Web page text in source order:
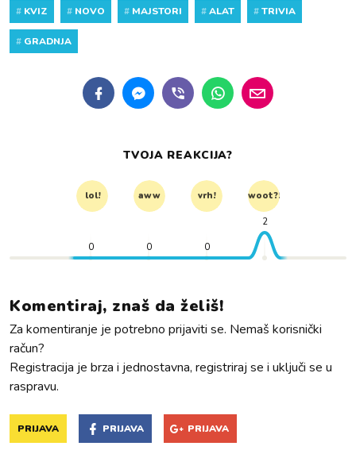
# KVIZ # NOVO # MAJSTORI #ALAT #TRIVIA
# GRADNJA
TVOJA REAKCIJA?
lol! aww vrh! woot?!
0 0 0
2
Komentiraj, znaš da želiš!
Za komentiranje je potrebno prijaviti se. Nemaš korisnički
račun?
Registracija je brza i jednostavna, registriraj se i uključi se u
raspravu.
PRIJAVA PRIJAVA PRIJAVA